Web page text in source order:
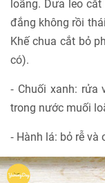
loãng. Dưa leo
đắng không rồi
Khế chua cắt bỏ
có).
⁃ Chuối xanh:
trong nước muối
⁃ Hành lá: bỏ rễ